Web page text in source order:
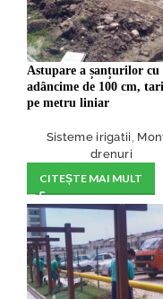
Astupare a șanțurilor cu
adâncime de 100 cm,
pe metru liniar
Sisteme irigatii,
drenuri
CITEȘTE MAI MULT